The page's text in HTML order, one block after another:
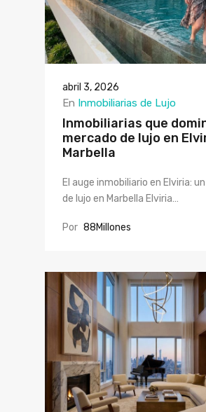
abril 3, 2026
En Inmobiliarias de Lujo
Inmobiliarias que
mercado de lujo en
Marbella
El auge inmobiliario en Elviria:
de lujo en Marbella Elviria…
Por 88Millones